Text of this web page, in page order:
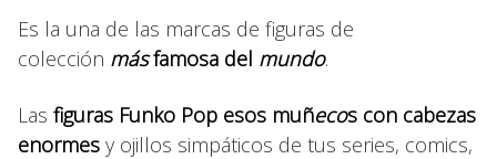
Es la una de las marcas de figuras de
colección másfamosa del mundo.
Las figuras Funko Pop esos muñecos con cabezas
enormes y ojillos simpáticos de tus series, comics,